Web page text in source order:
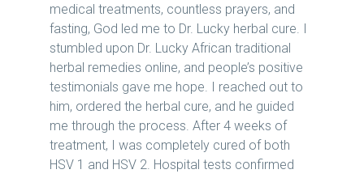
medical treatments, countless prayers, and
fasting, God led me to Dr. Lucky herbal cure. I
stumbled upon Dr. Lucky African traditional
herbal remedies online, and people’s positive
testimonials gave me hope. I reached out to
him, ordered the herbal cure, and he guided
me through the process. After 4 weeks of
treatment, I was completely cured of both
HSV 1 and HSV 2. Hospital tests confirmed